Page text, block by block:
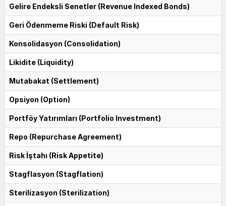
Gelire Endeksli Senetler (Revenue Indexed Bonds)
Geri Ödenmeme Riski (Default Risk)
Konsolidasyon (Consolidation)
Likidite (Liquidity)
Mutabakat (Settlement)
Opsiyon (Option)
Portföy Yatırımları (Portfolio Investment)
Repo (Repurchase Agreement)
Risk İştahı (Risk Appetite)
Stagflasyon (Stagflation)
Sterilizasyon (Sterilization)